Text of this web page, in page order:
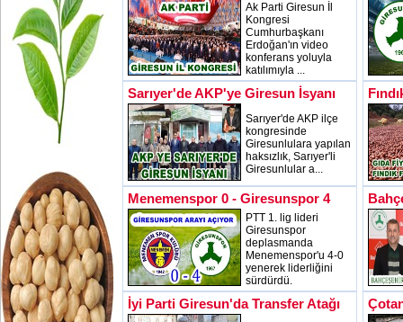
Ak Parti Giresun İl
Kongresi
Cumhurbaşkanı
Erdoğan'ın video
konferans yoluyla
katılımıyla ...
Sarıyer'de AKP'ye Giresun İsyanı
Sarıyer'de AKP ilçe
kongresinde
Giresunlulara yapılan
haksızlık, Sarıyer'li
Giresunlular a...
Menemenspor 0 - Giresunspor 4
PTT 1. lig lideri
Giresunspor
deplasmanda
Menemenspor'u 4-0
yenerek liderliğini
sürdürdü.
İyi Parti Giresun'da Transfer Atağı